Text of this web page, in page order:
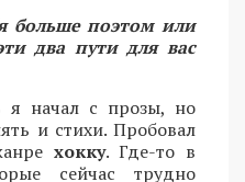
больше поэтом или
два пути для вас
я начал с прозы, но
и стихи. Пробовал
хокку. Где-то в
сейчас трудно